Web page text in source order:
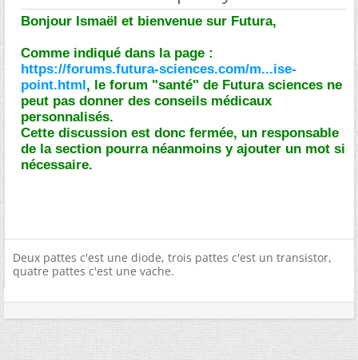
Bonjour Ismaël et bienvenue sur Futura,
Comme indiqué dans la page :
https://forums.futura-sciences.com/m...ise-
point.html, le forum "santé" de Futura sciences ne
peut pas donner des conseils médicaux
personnalisés.
Cette discussion est donc fermée, un responsable
de la section pourra néanmoins y ajouter un mot si
nécessaire.
Deux pattes c'est une diode, trois pattes c'est un transistor,
quatre pattes c'est une vache.